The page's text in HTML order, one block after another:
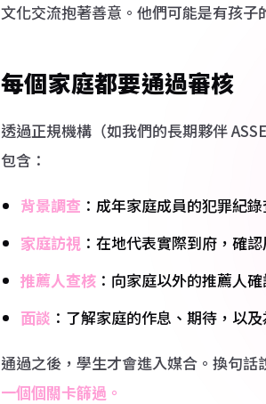
文化交流抱著善意。他們可能是有孩子
每個家庭都要通過審核
透過正規機構（如我們的長期夥伴
包含：
背景調查 ：成年家庭成員的犯罪紀錄
家庭訪視 ：在地代表實際到府，確
推薦人查核 ：向家庭以外的推薦人
面談 ：了解家庭的作息、期待，以
通過之後，學生才會進入媒合。換句話
一個個關卡篩過。